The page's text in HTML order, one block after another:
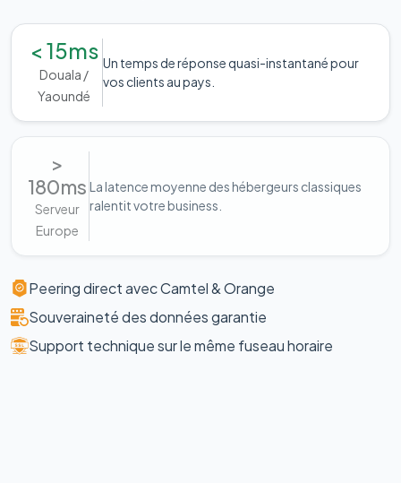
< 15ms
Douala /
Yaoundé
Un temps de réponse quasi-instantané pour
vos clients au pays.
>
180ms
Serveur
Europe
La latence moyenne des hébergeurs classiques
ralentit votre business.
Peering direct avec Camtel & Orange
Souveraineté des données garantie
Support technique sur le même fuseau horaire